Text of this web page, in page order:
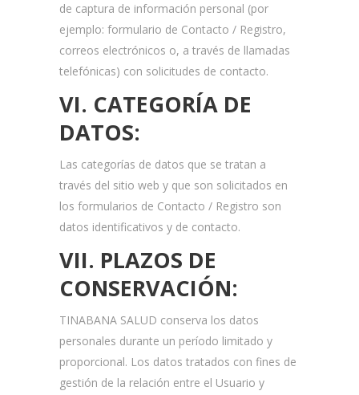
de captura de información personal (por
ejemplo: formulario de Contacto / Registro,
correos electrónicos o, a través de llamadas
telefónicas) con solicitudes de contacto.
VI. CATEGORÍA DE
DATOS:
Las categorías de datos que se tratan a
través del sitio web y que son solicitados en
los formularios de Contacto / Registro son
datos identificativos y de contacto.
VII. PLAZOS DE
CONSERVACIÓN:
TINABANA SALUD conserva los datos
personales durante un período limitado y
proporcional. Los datos tratados con fines de
gestión de la relación entre el Usuario y